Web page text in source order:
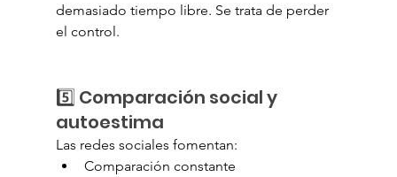
demasiado tiempo libre. Se trata de perder
el control.
5️⃣ Comparación social y
autoestima
Las redes sociales fomentan:
Comparación constante